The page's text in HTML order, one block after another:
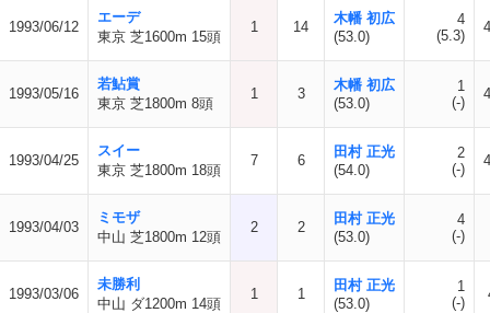
1993/06/12
エーデ
東京 芝1600m 15頭
1 14
木幡 初広
(53.0)
4
(5.3)
1993/05/16
若鮎賞
東京 芝1800m 8頭
1 3
木幡 初広
(53.0)
1
(-)
1993/04/25
スイー
東京 芝1800m 18頭
7 6
田村 正光
(54.0)
2
(-)
1993/04/03
ミモザ
中山 芝1800m 12頭
2 2
田村 正光
(53.0)
4
(-)
1993/03/06
未勝利
中山 ダ1200m 14頭
1 1
田村 正光
(53.0)
1
(-)